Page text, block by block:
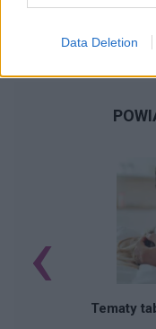
Data Deletion
Tematy
‹